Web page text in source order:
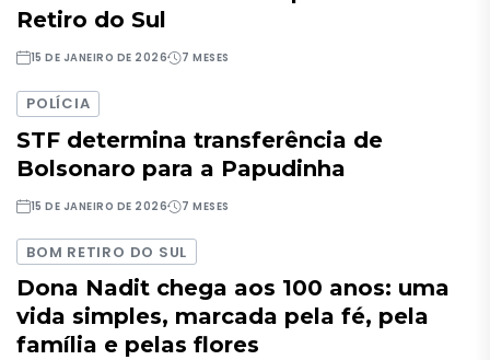
Retiro do Sul
15 DE JANEIRO DE 2026 7 MESES
POLÍCIA
STF determina transferência de
Bolsonaro para a Papudinha
15 DE JANEIRO DE 2026 7 MESES
BOM RETIRO DO SUL
Dona Nadit chega aos 100 anos: uma
vida simples, marcada pela fé, pela
família e pelas flores